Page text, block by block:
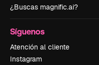
¿Buscas magnific.ai?
Síguenos
Atención al cliente
Instagram